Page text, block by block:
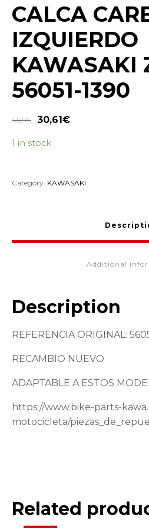
CALCA
IZQUIERDO
KAWASAKI
56051-1390
61,21€ 30,61€
1 in stock
Category: KAWASAKI
Additional
Description
REFERENCIA ORIGINAL:
RECAMBIO NUEVO
ADAPTABLE A ESTOS
https://www.bike-parts-
motocicleta/
Related